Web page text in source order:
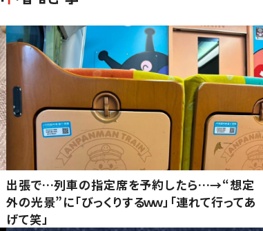
出張で…列車の指定席を予約したら…→“想定
外の光景”に「びっくりするｗｗ」「連れて行ってあ
げて笑」